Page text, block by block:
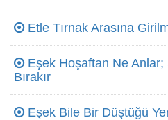
Etle Tırnak Arasına
Eşek Hoşaftan Ne Anlar;
Bırakır
Eşek Bile Bir Düştüğü